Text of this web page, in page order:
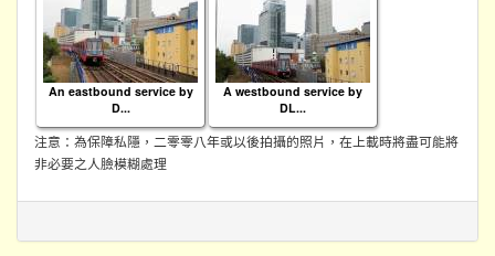
An eastbound service by
D...
A westbound service by
DL...
注意：為保障私隱，二零零八年或以後拍攝的照片，在上載時將盡可能將
非必要之人臉模糊處理